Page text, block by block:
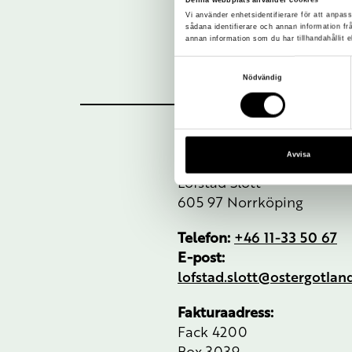
Vi använder enhetsidentifierare för att
sådana identifierare och annan information
annan information som du har tillhandahållit
Nödvändig
Avvisa
Löfstad Slott
605 97 Norrköping
Telefon: +46 11-33 50 67
E-post:
Fakturaadress:
Fack 4200